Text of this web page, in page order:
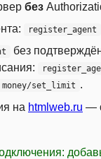
без
register_agent
без
money/set_limit .
на htmlweb.ru —